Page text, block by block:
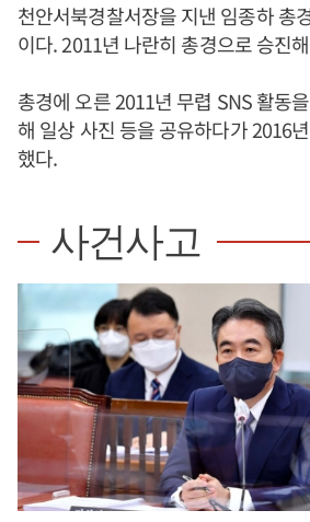
천안서북경찰서장을 지낸 임종하 총
이다. 2011년 나란히 총경으로 승진
총경에 오른 2011년 무렵 SNS 활동
해 일상 사진 등을 공유하다가 2016
했다.
사건사고